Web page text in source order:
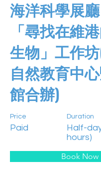
海洋科學展
「尋找在維
生物」工作
自然教育中
館合辦)
Price
Paid
Duration
Half-
hours)
Book Now